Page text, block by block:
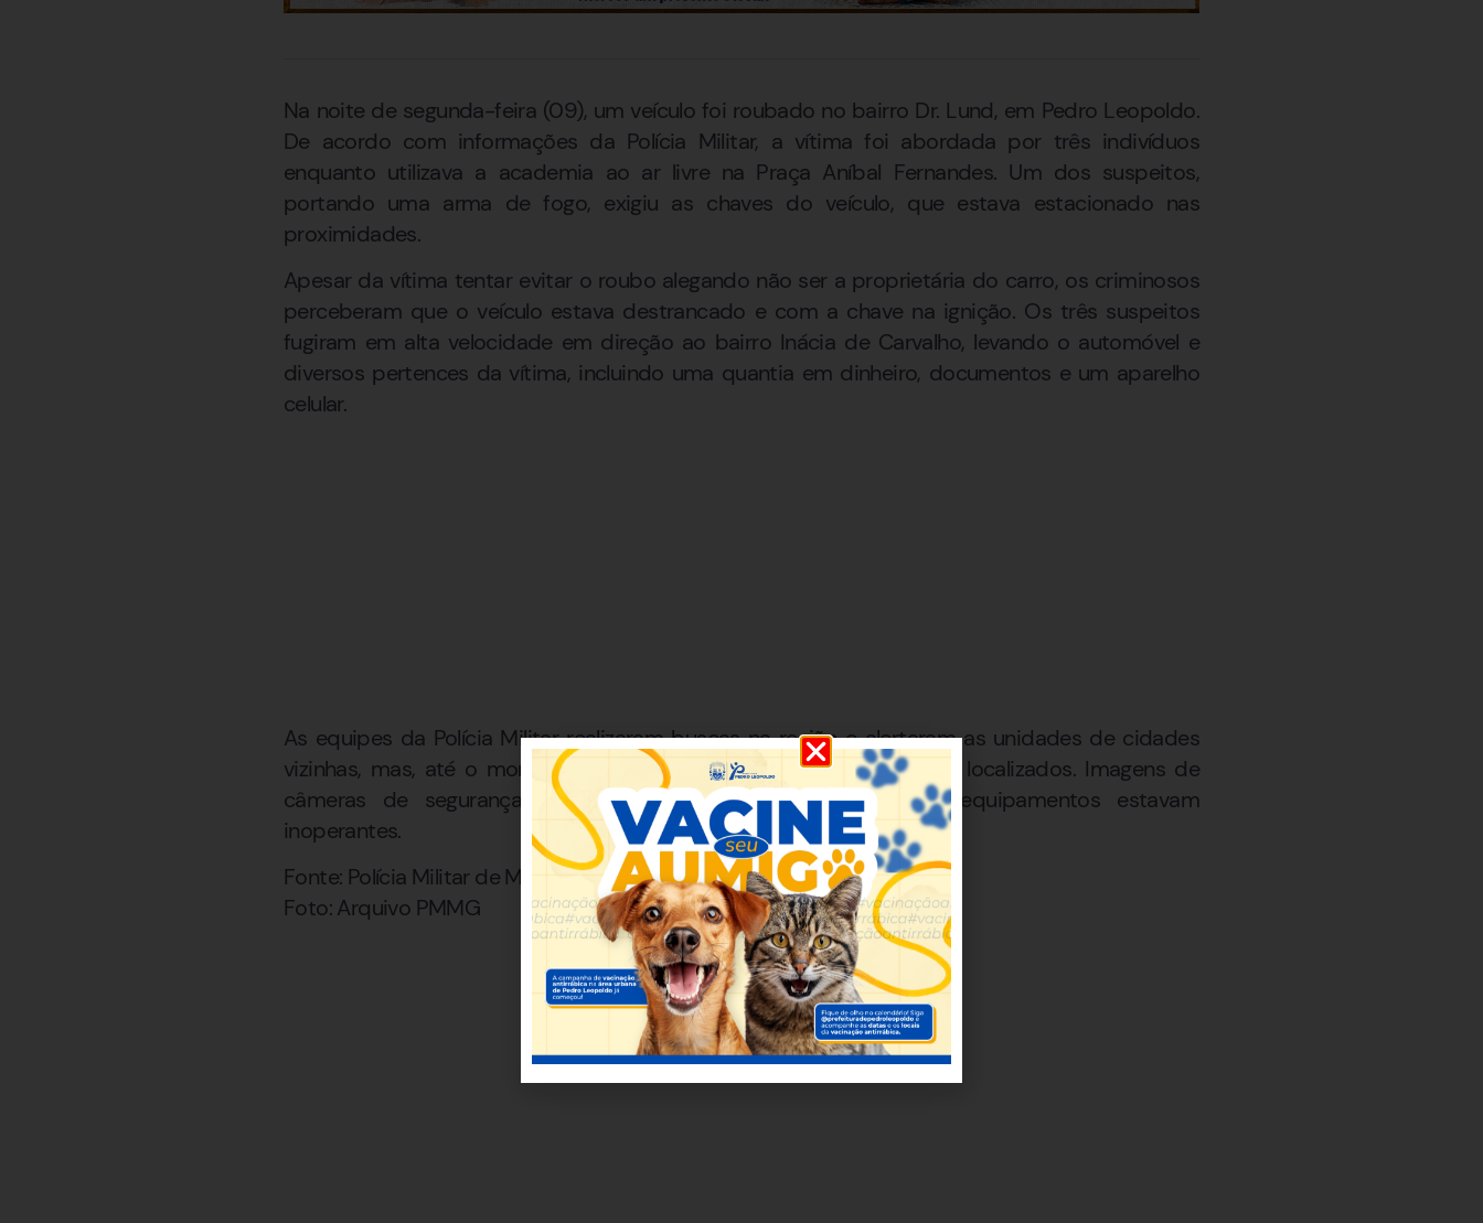
Na noite de segunda-feira (09), um veículo foi roubado no bairro Dr. Lund, em Pedro Leopoldo.
De acordo com informações da Polícia Militar, a vítima foi abordada por três indivíduos
enquanto utilizava a academia ao ar livre na Praça Aníbal Fernandes. Um dos suspeitos,
portando uma arma de fogo, exigiu as chaves do veículo, que estava estacionado nas
proximidades.
Apesar da vítima tentar evitar o roubo alegando não ser a proprietária do carro, os criminosos
perceberam que o veículo estava destrancado e com a chave na ignição. Os três suspeitos
fugiram em alta velocidade em direção ao bairro Inácia de Carvalho, levando o automóvel e
diversos pertences da vítima, incluindo uma quantia em dinheiro, documentos e um aparelho
celular.
As equipes da Polícia Militar realizaram buscas na região e alertaram as unidades de cidades
vizinhas, mas, até o momento, o veículo e os criminosos não foram localizados. Imagens de
câmeras de segurança da área foram verificadas, porém, os equipamentos estavam
inoperantes.
Fonte: Polícia Militar de Minas Gerais
Foto: Arquivo PMMG